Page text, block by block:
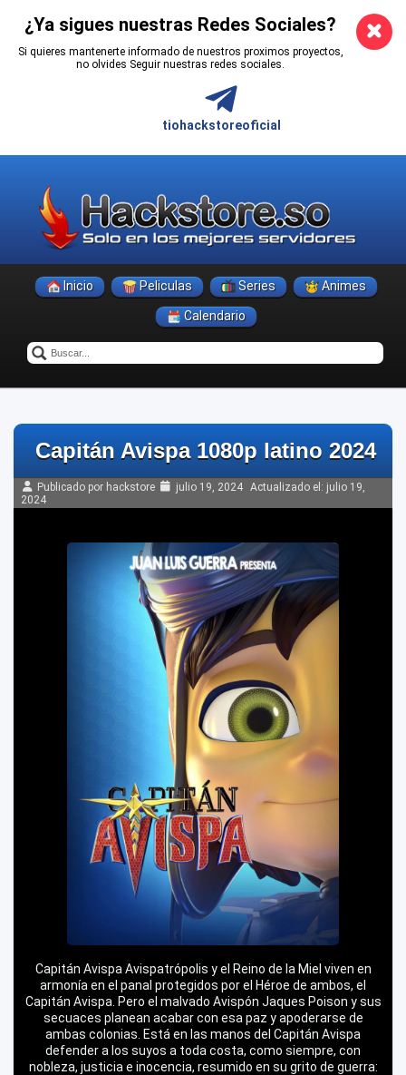
¿Ya sigues nuestras Redes Sociales?
Si quieres mantenerte informado de nuestros proximos proyectos,
no olvides Seguir nuestras redes sociales.
tiohackstoreoficial
Inicio Peliculas Series Animes
Calendario
Capitán Avispa 1080p latino 2024
Publicado por hackstore julio 19, 2024 Actualizado el: julio 19,
2024
Capitán Avispa Avispatrópolis y el Reino de la Miel viven en
armonía en el panal protegidos por el Héroe de ambos, el
Capitán Avispa. Pero el malvado Avispón Jaques Poison y sus
secuaces planean acabar con esa paz y apoderarse de
ambas colonias.​​ Está en las manos del Capitán Avispa
defender a los suyos a toda costa, como siempre, con
nobleza, justicia e inocencia, resumido en su grito de guerra: